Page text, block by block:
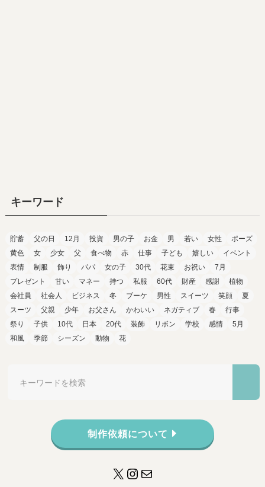
キーワード
貯蓄 父の日 12月 投資 男の子 お金 男 若い 女性
ポーズ
黄色
女 少女 父 食べ物 赤 仕事 子ども 嬉しい
イベント
表情
制服 飾り パパ 女の子 30代 花束 お祝い
7月
プレゼント
甘い マネー 持つ 私服 60代 財産 感謝
植物
会社員
社会人 ビジネス 冬 ブーケ 男性 スイーツ 笑顔
夏
スーツ
父親 少年 お父さん かわいい ネガティブ 春
行事
祭り
子供 10代 日本 20代 装飾 リボン 学校 感情
5月
和風
季節 シーズン 動物 花
制作依頼について
X Instagram
メール